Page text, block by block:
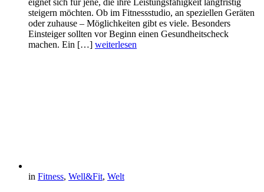
steigern möchten. Ob im Fitnessstudio, an speziellen Geräten
oder zuhause – Möglichkeiten gibt es viele. Besonders
Einsteiger sollten vor Beginn einen Gesundheitscheck
machen. Ein […] weiterlesen
in Fitness, Well&Fit, Welt